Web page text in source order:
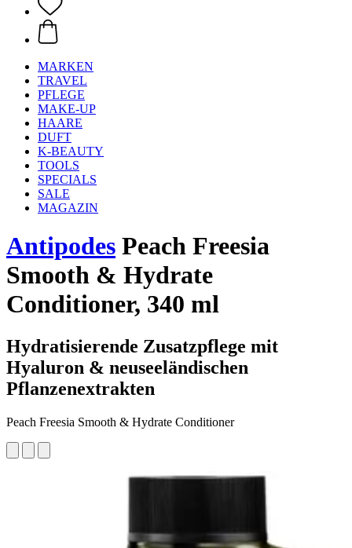
MARKEN
TRAVEL
PFLEGE
MAKE-UP
HAARE
DUFT
K-BEAUTY
TOOLS
SPECIALS
SALE
MAGAZIN
Antipodes Peach Freesia
Smooth & Hydrate
Conditioner, 340 ml
Hydratisierende Zusatzpflege mit
Hyaluron & neuseeländischen
Pflanzenextrakten
Peach Freesia Smooth & Hydrate Conditioner